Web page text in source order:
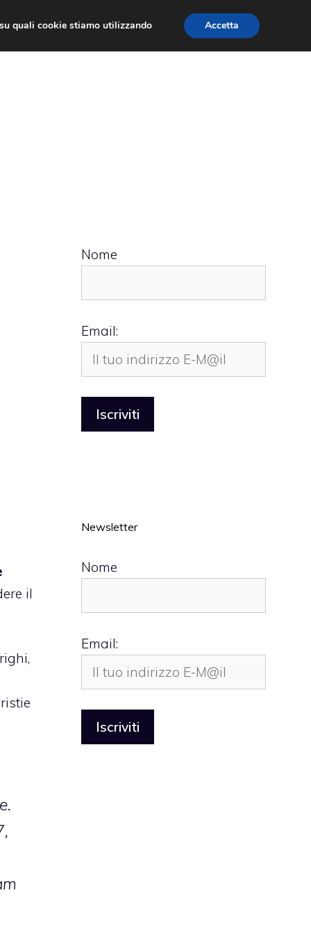
il
Nome
Email:
Newsletter
Nome
Email:
quali cookie stiamo utilizzando
Accetta